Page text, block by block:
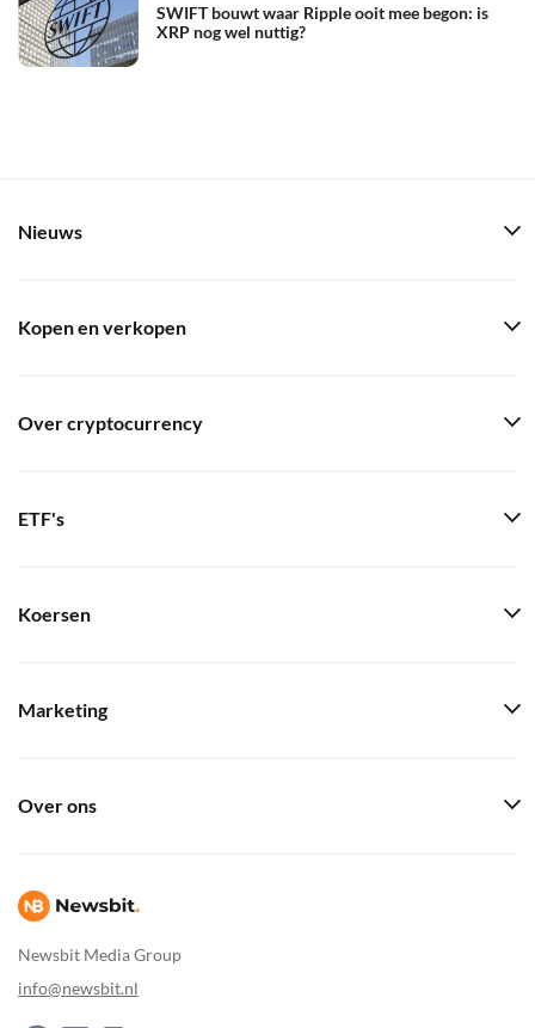
SWIFT bouwt waar Ripple ooit mee begon: is
XRP nog wel nuttig?
Newsbit Media Group
info@newsbit.nl
Nieuws
Kopen en verkopen
Over cryptocurrency
ETF's
Koersen
Marketing
Over ons